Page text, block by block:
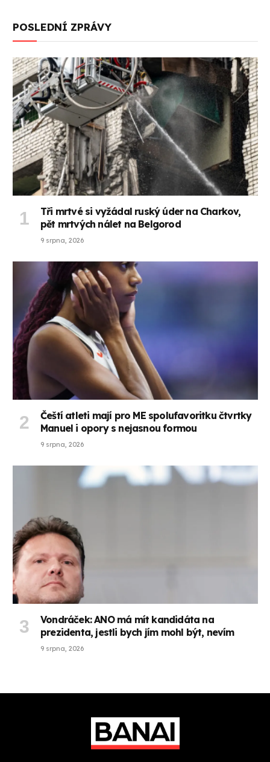
POSLEDNÍ ZPRÁVY
Tři mrtvé si vyžádal ruský úder na Charkov,
pět mrtvých nálet na Belgorod
9 srpna, 2026
Čeští atleti mají pro ME spolufavoritku čtvrtky
Manuel i opory s nejasnou formou
9 srpna, 2026
Vondráček: ANO má mít kandidáta na
prezidenta, jestli bych jím mohl být, nevím
9 srpna, 2026